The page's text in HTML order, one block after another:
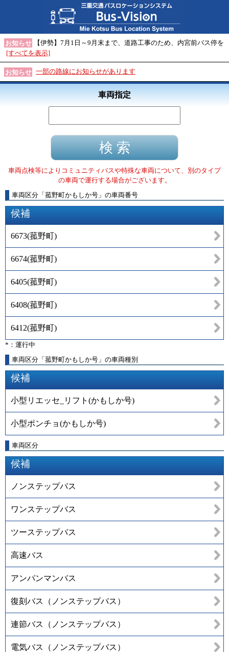
お知らせ
【伊勢】7月1日～9月末まで、道路工事のため、内宮前バス停を
[すべてを表示]
お知らせ 一部の路線にお知らせがあります
車両指定
車両点検等によりコミュニティバスや特殊な車両について、別のタイプ
の車両で運行する場合がございます。
車両区分 「 菰野町かもしか号 」 の車両番号
候補
6673(菰野町)
6674(菰野町)
6405(菰野町)
6408(菰野町)
6412(菰野町)
*：運行中
車両区分「菰野町かもしか号」の車両種別
候補
小型リエッセ_リフト(かもしか号)
小型ポンチョ(かもしか号)
車両区分
候補
ノンステップバス
ワンステップバス
ツーステップバス
高速バス
アンパンマンバス
復刻バス（ノンステップバス）
連節バス（ノンステップバス）
電気バス（ノンステップバス）